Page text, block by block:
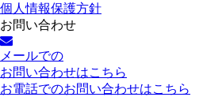
個人情報保護方針
お問い合わせ
メールでの
お問い合わせはこちら
お電話でのお問い合わせはこちら